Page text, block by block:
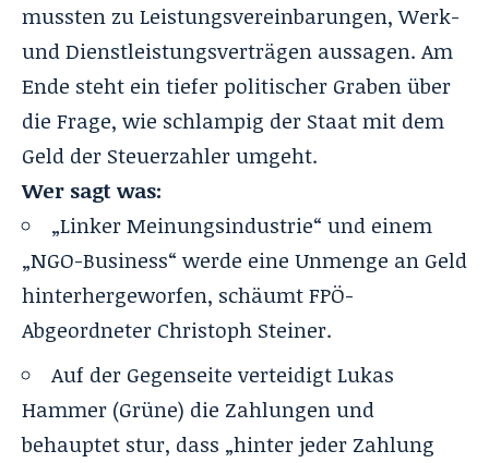
mussten zu Leistungsvereinbarungen, Werk-
und Dienstleistungsverträgen aussagen. Am
Ende steht ein tiefer politischer Graben über
die Frage, wie schlampig der Staat mit dem
Geld der Steuerzahler umgeht.
Wer sagt was:
„Linker Meinungsindustrie“ und einem
„NGO-Business“ werde eine Unmenge an Geld
hinterhergeworfen, schäumt FPÖ-
Abgeordneter Christoph Steiner.
Auf der Gegenseite verteidigt Lukas
Hammer (Grüne) die Zahlungen und
behauptet stur, dass „hinter jeder Zahlung